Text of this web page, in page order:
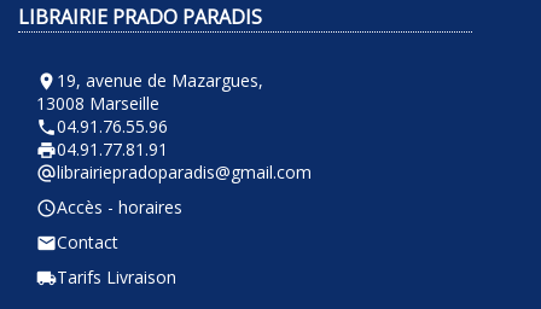
LIBRAIRIE PRADO PARADIS
room 19, avenue de Mazargues,
13008 Marseille
phone04.91.76.55.96
local_printshop04.91.77.81.91
alternate_emaillibrairiepradoparadis@gmail.com
query_builderAccès - horaires
emailContact
local_shippingTarifs Livraison